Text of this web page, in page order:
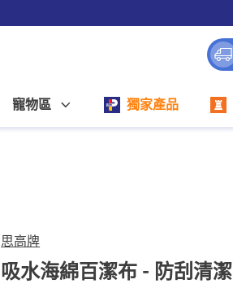
寵物區 獨家產品
思高牌
吸水海綿百潔布 - 防刮清潔